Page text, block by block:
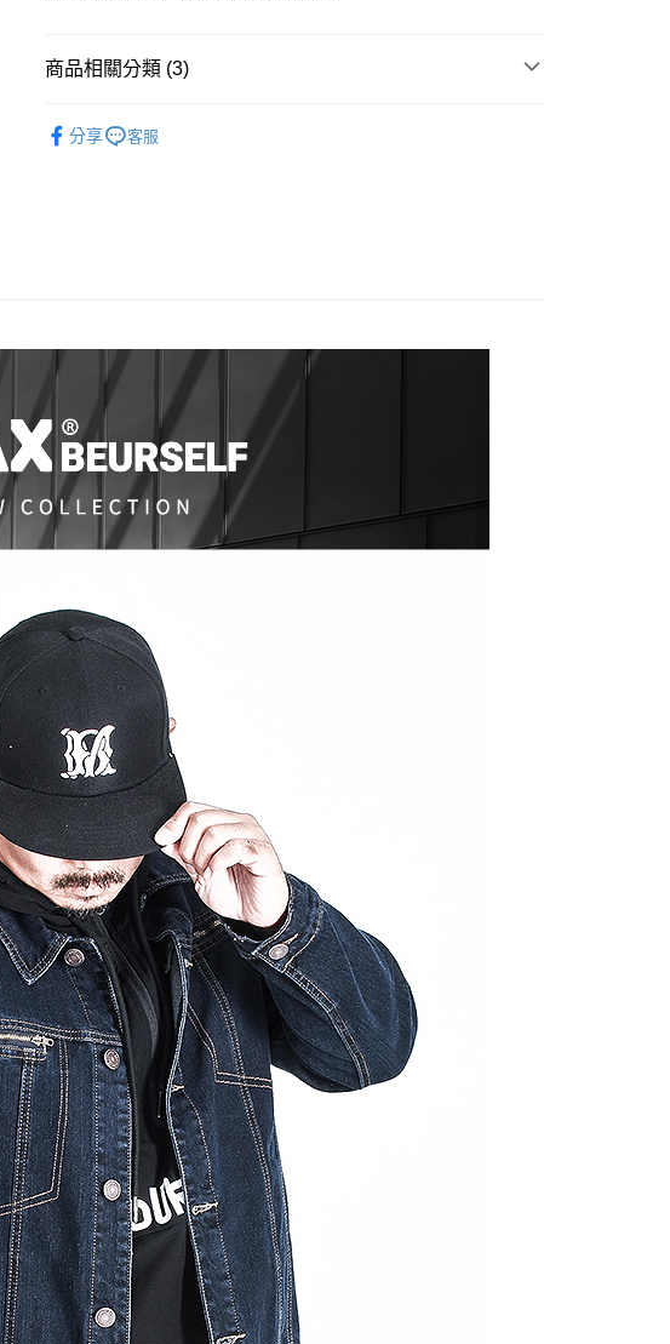
付」結帳頁面，進行簡訊認證並確認金額後，即可完成結帳。
／ATM／網路銀行／等多元方式進行付款，方視為交易完成。
交易，需依本服務之必要範圍內提供個人資料，並將交易相關給付款項請
求債權轉讓予恩沛科技股份有限公司。
２．關於個人資料處理事宜，請瀏覽以下網址：
https://aftee.tw/terms/#terms3
３．未成年的使用者請事先徵得法定代理人或監護人之同意方可使用
「AFTEE先享後付」，若未經同意申辦者引起之損失，本公司不負相關責
任。
４．使用「AFTEE先享後付」時，將依據個別帳號之用戶狀況，依本公司
即時審查核予不同之上限額度；若仍有額度不足之情形，本公司將視審查
結果請求用戶進行身份認證。
動。
每筆NT$80，滿NT$1,200(含以上)免運費
商品相關分類 (3)
分享 客服